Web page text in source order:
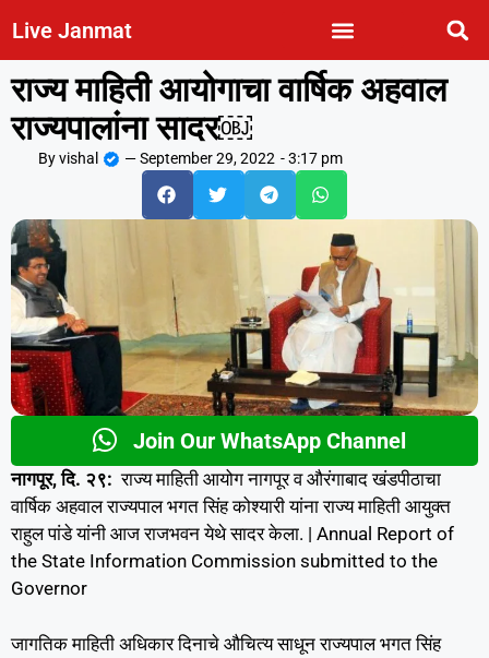
Live Janmat
राज्य माहिती आयोगाचा वार्षिक अहवाल
राज्यपालांना सादर￼
Byvishal —September 29, 2022 -3:17 pm
Join Our WhatsApp Channel
नागपूर, दि. २९: राज्य माहिती आयोग नागपूर व औरंगाबाद खंडपीठाचा
वार्षिक अहवाल राज्यपाल भगत सिंह कोश्यारी यांना राज्य माहिती आयुक्त
राहुल पांडे यांनी आज राजभवन येथे सादर केला. | Annual Report of
the State Information Commission submitted to the
Governor
जागतिक माहिती अधिकार दिनाचे औचित्य साधून राज्यपाल भगत सिंह